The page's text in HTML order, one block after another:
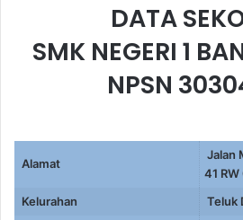
DATA
SMK NEGERI 1
NPSN
Alamat
Jalan
41
Kelurahan
Teluk